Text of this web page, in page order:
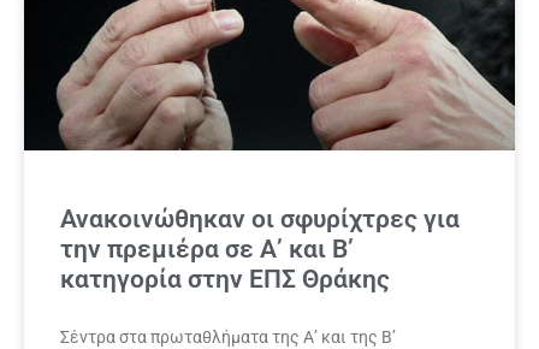
Ανακοινώθηκαν οι σφυρίχτρες για
την πρεμιέρα σε Α’ και Β’
κατηγορία στην ΕΠΣ Θράκης
Σέντρα στα πρωταθλήματα της Α’ και της Β’